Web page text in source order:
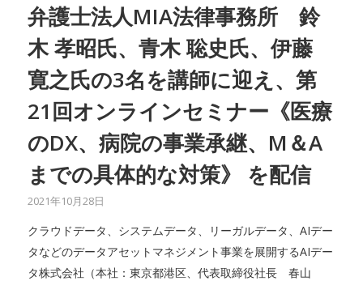
弁護士法人MIA法律事務所 鈴
木 孝昭氏、青木 聡史氏、伊藤
寛之氏の3名を講師に迎え、第
21回オンラインセミナー《医療
のDX、病院の事業承継、M＆A
までの具体的な対策》 を配信
2021年10月28日
クラウドデータ、システムデータ、リーガルデータ、AIデー
タなどのデータアセットマネジメント事業を展開するAIデー
タ株式会社（本社：東京都港区、代表取締役社長 春山